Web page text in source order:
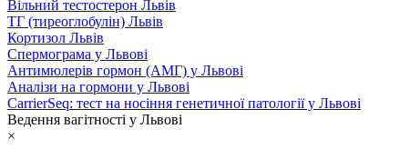
Вільний тестостерон Львів
ТГ (тиреоглобулін) Львів
Кортизол Львів
Спермограма у Львові
Антимюлерів гормон (АМГ) у Львові
Аналізи на гормони у Львові
CarrierSeq: тест на носіння генетичної патології у Львові
Ведення вагітності у Львові
×